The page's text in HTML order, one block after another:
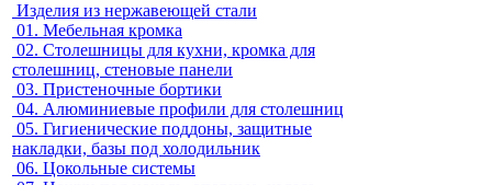
Изделия из нержавеющей стали
01. Мебельная кромка
02. Столешницы для кухни, кромка для
столешниц, стеновые панели
03. Пристеночные бортики
04. Алюминиевые профили для столешниц
05. Гигиенические поддоны, защитные
накладки, базы под холодильник
06. Цокольные системы